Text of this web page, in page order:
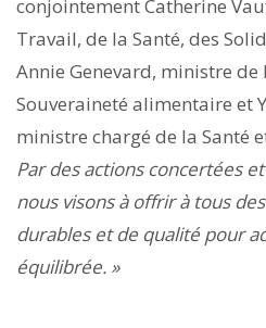
conjointement Catherine
Travail, de la Santé, des
Annie Genevard, ministre de
Souveraineté alimentaire et
ministre chargé de la Santé
Par des actions concertées
nous visons à offrir à tous
durables et de qualité pour
équilibrée. »